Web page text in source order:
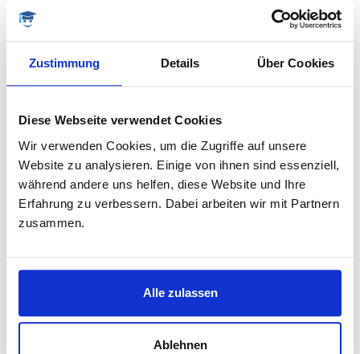
Zustimmung Details Über Cookies
Diese Webseite verwendet Cookies
Wir verwenden Cookies, um die Zugriffe auf unsere
Website zu analysieren. Einige von ihnen sind essenziell,
während andere uns helfen, diese Website und Ihre
Erfahrung zu verbessern. Dabei arbeiten wir mit Partnern
zusammen.
Alle zulassen
Ablehnen
Bachelorarbeit Deckblatt 2 Vorlage F